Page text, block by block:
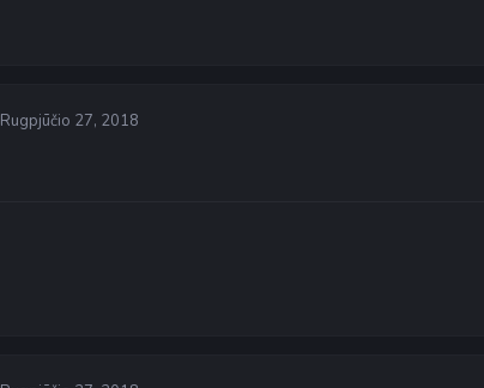
Rugpjūčio 27, 2018